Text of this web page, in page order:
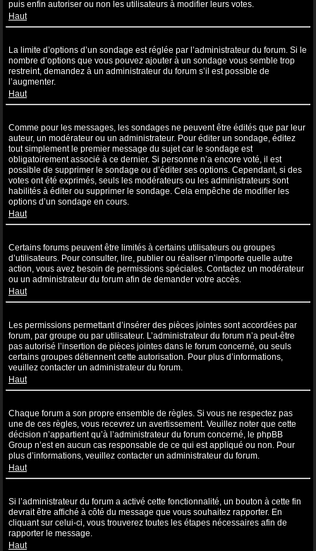
puis enfin autoriser ou non les utilisateurs à modifier leurs votes.
Haut
La limite d’options d’un sondage est réglée par l’administrateur du forum. Si le
nombre d’options que vous pouvez ajouter à un sondage vous semble trop
restreint, demandez à un administrateur du forum s’il est possible de
l’augmenter.
Haut
Comme pour les messages, les sondages ne peuvent être édités que par leur
auteur, un modérateur ou un administrateur. Pour éditer un sondage, éditez
tout simplement le premier message du sujet car le sondage est
obligatoirement associé à ce dernier. Si personne n’a encore voté, il est
possible de supprimer le sondage ou d’éditer ses options. Cependant, si des
votes ont été exprimés, seuls les modérateurs ou les administrateurs sont
habilités à éditer ou supprimer le sondage. Cela empêche de modifier les
options d’un sondage en cours.
Haut
Certains forums peuvent être limités à certains utilisateurs ou groupes
d’utilisateurs. Pour consulter, lire, publier ou réaliser n’importe quelle autre
action, vous avez besoin de permissions spéciales. Contactez un modérateur
ou un administrateur du forum afin de demander votre accès.
Haut
Les permissions permettant d’insérer des pièces jointes sont accordées par
forum, par groupe ou par utilisateur. L’administrateur du forum n’a peut-être
pas autorisé l’insertion de pièces jointes dans le forum concerné, ou seuls
certains groupes détiennent cette autorisation. Pour plus d’informations,
veuillez contacter un administrateur du forum.
Haut
Chaque forum a son propre ensemble de règles. Si vous ne respectez pas
une de ces règles, vous recevrez un avertissement. Veuillez noter que cette
décision n’appartient qu’à l’administrateur du forum concerné, le phpBB
Group n’est en aucun cas responsable de ce qui est appliqué ou non. Pour
plus d’informations, veuillez contacter un administrateur du forum.
Haut
Si l’administrateur du forum a activé cette fonctionnalité, un bouton à cette fin
devrait être affiché à côté du message que vous souhaitez rapporter. En
cliquant sur celui-ci, vous trouverez toutes les étapes nécessaires afin de
rapporter le message.
Haut